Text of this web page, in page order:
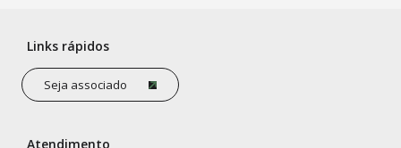
Links rápidos
Seja associado
Atendimento